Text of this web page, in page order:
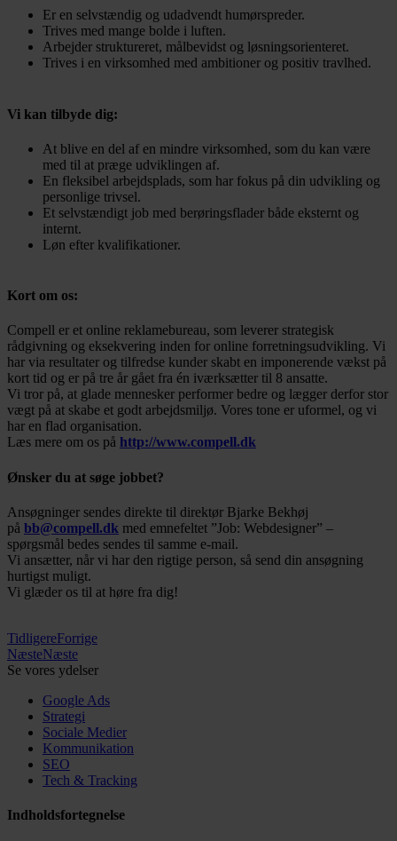
Er en selvstændig og udadvendt humørspreder.
Trives med mange bolde i luften.
Arbejder struktureret, målbevidst og løsningsorienteret.
Trives i en virksomhed med ambitioner og positiv travlhed.
Vi kan tilbyde dig:
At blive en del af en mindre virksomhed, som du kan være
med til at præge udviklingen af.
En fleksibel arbejdsplads, som har fokus på din udvikling og
personlige trivsel.
Et selvstændigt job med berøringsflader både eksternt og
internt.
Løn efter kvalifikationer.
Kort om os:
Compell er et online reklamebureau, som leverer strategisk
rådgivning og eksekvering inden for online forretningsudvikling. Vi
har via resultater og tilfredse kunder skabt en imponerende vækst på
kort tid og er på tre år gået fra én iværksætter til 8 ansatte.
Vi tror på, at glade mennesker performer bedre og lægger derfor stor
vægt på at skabe et godt arbejdsmiljø. Vores tone er uformel, og vi
har en flad organisation.
Læs mere om os på http://www.compell.dk
Ønsker du at søge jobbet?
Ansøgninger sendes direkte til direktør Bjarke Bekhøj
på bb@compell.dk med emnefeltet ”Job: Webdesigner” –
spørgsmål bedes sendes til samme e-mail.
Vi ansætter, når vi har den rigtige person, så send din ansøgning
hurtigst muligt.
Vi glæder os til at høre fra dig!
TidligereForrige
NæsteNæste
Se vores ydelser
Google Ads
Strategi
Sociale Medier
Kommunikation
SEO
Tech & Tracking
Indholdsfortegnelse